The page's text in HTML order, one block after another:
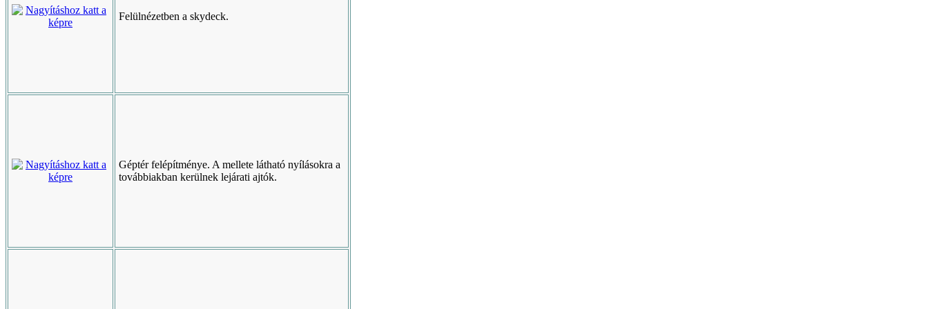
Felülnézetben a skydeck.
Géptér felépítménye. A mellete látható nyílásokra a
továbbiakban kerülnek lejárati ajtók.